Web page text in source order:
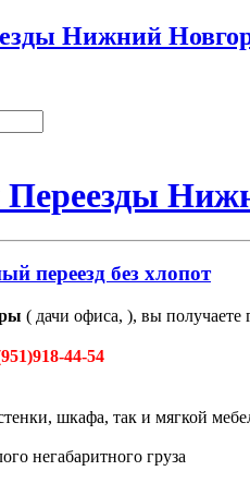
Нижний
Переезды
переезд без хлопот
( дачи офиса, ), вы получаете
44-54
шкафа, так и мягкой
негабаритного груза